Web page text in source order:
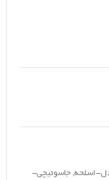
اسلحه, جاسوئیچی-